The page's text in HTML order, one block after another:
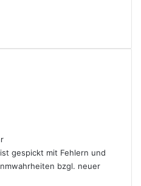
gespickt mit Fehlern und
bzgl. neuer